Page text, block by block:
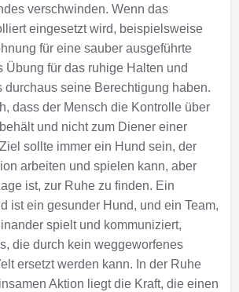
verschwinden. Wenn das
eingesetzt wird, beispielsweise
für eine sauber ausgeführte
Übung für das ruhige Halten und
durchaus seine Berechtigung haben.
dass der Mensch die Kontrolle über
und nicht zum Diener einer
sollte immer ein Hund sein, der
arbeiten und spielen kann, aber
ist, zur Ruhe zu finden. Ein
ist ein gesunder Hund, und ein Team,
spielt und kommuniziert,
die durch kein weggeworfenes
ersetzt werden kann. In der Ruhe
Aktion liegt die Kraft, die einen